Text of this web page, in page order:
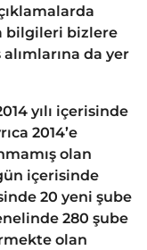
bilgileri bizlere
da yer
yılı içerisinde
2014’e
olan
içerisinde
20 yeni şube
280 şube
olan